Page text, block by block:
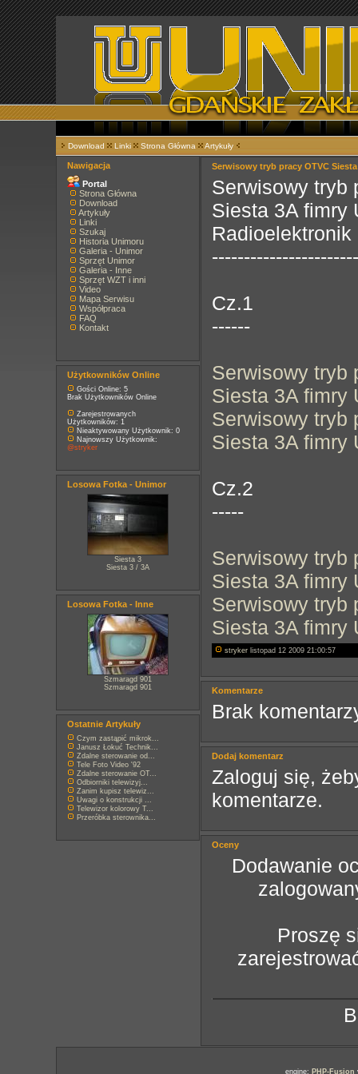
Download Linki Strona Główna Artykuły
Nawigacja
Portal
Strona Główna
Download
Artykuły
Linki
Szukaj
Historia Unimoru
Galeria - Unimor
Sprzęt Unimor
Galeria - Inne
Sprzęt WZT i inni
Video
Mapa Serwisu
Współpraca
FAQ
Kontakt
Użytkowników Online
Gości Online: 5
Brak Użytkowników Online
Zarejestrowanych
Użytkowników: 1
Nieaktywowany Użytkownik: 0
Najnowszy Użytkownik:
@stryker
Losowa Fotka - Unimor
Siesta 3
Siesta 3 / 3A
Losowa Fotka - Inne
Szmaragd 901
Szmaragd 901
Ostatnie Artykuły
Czym zastąpić mikrok...
Janusz Łokuć Technik...
Zdalne sterowanie od...
Tele Foto Video '92
Zdalne sterowanie OT...
Odbiorniki telewizyj...
Zanim kupisz telewiz...
Uwagi o konstrukcji ...
Telewizor kolorowy T...
Przeróbka sterownika...
Serwisowy tryb pracy OTVC
Serwisowy tryb
Siesta 3A fimry
Cz.1
------
Serwisowy tryb
Siesta 3A fimry
Serwisowy tryb
Siesta 3A fimry
Cz.2
-----
Serwisowy tryb
Siesta 3A fimry
Serwisowy tryb
Siesta 3A fimry
stryker listopad 12 2009 21:00:57
Komentarze
Brak
Dodaj komentarz
Zaloguj się,
komentarze.
Oceny
Dodawanie
Proszę
engine: PHP-Fusion